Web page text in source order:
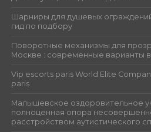
Шарниры для душевых
гид по подбору
Поворотные механизмы для
Москве : современные варианты
Vip escorts paris World Elite
paris
Малышевское оздоровительное
полноценная опора
расстройством аутистического